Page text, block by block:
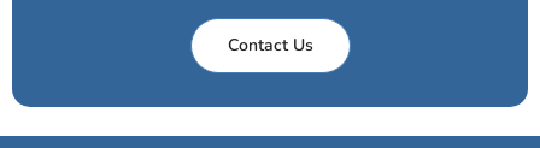
Contact Us